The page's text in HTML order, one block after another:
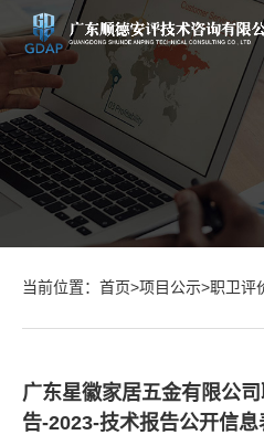
当前位置： 首页>项目公示>职卫评
广东星徽家居五金有限公
告-2023-技术报告公开信息